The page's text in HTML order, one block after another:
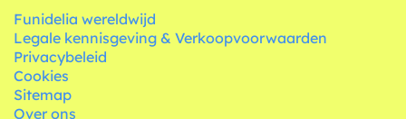
Funidelia wereldwijd
Legale kennisgeving & Verkoopvoorwaarden
Privacybeleid
Cookies
Sitemap
Over ons